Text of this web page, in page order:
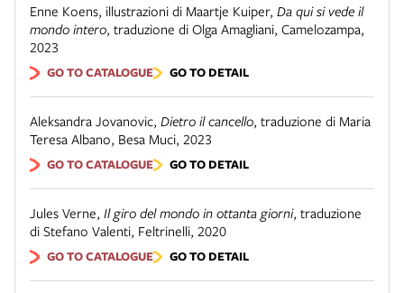
Enne Koens, illustrazioni di Maartje Kuiper, Da qui si vede il
mondo intero, traduzione di Olga Amagliani, Camelozampa,
2023
GO TO CATALOGUE GO TO DETAIL
Aleksandra Jovanovic, Dietro il cancello, traduzione di Maria
Teresa Albano, Besa Muci, 2023
GO TO CATALOGUE GO TO DETAIL
Jules Verne, Il giro del mondo in ottanta giorni, traduzione
di Stefano Valenti, Feltrinelli, 2020
GO TO CATALOGUE GO TO DETAIL